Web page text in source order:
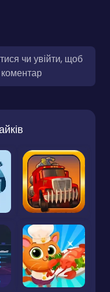
чи увійти, щоб